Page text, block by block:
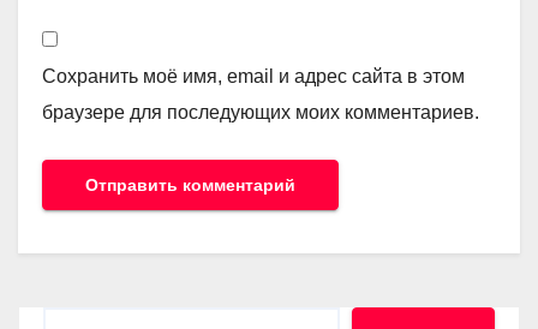
Сохранить моё имя, email и адрес сайта в этом
браузере для последующих моих комментариев.